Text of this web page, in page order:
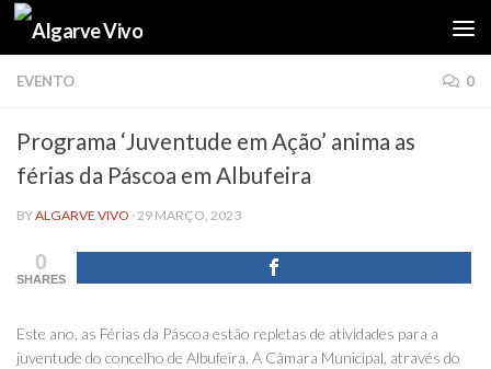
Skip to content
EVENTO 0
Programa ‘Juventude em Ação’ anima as
férias da Páscoa em Albufeira
BYALGARVE VIVO ·29 MARÇO, 2023
0
SHARES
Este ano, as Férias da Páscoa estão repletas de atividades para a
juventude do concelho de Albufeira. A Câmara Municipal, através do